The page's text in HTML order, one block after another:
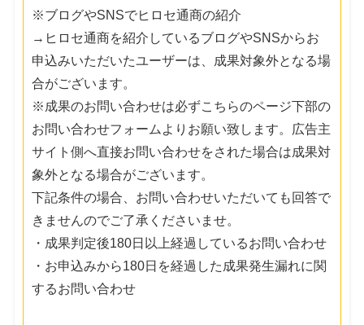
※ブログやSNSでヒロセ通商の紹介
→ヒロセ通商を紹介しているブログやSNSからお
申込みいただいたユーザーは、成果対象外となる場
合がございます。
※成果のお問い合わせは必ずこちらのページ下部の
お問い合わせフォームよりお願い致します。広告主
サイト側へ直接お問い合わせをされた場合は成果対
象外となる場合がございます。
下記条件の場合、お問い合わせいただいても回答で
きませんのでご了承くださいませ。
・成果判定後180日以上経過しているお問い合わせ
・お申込みから180日を経過した成果発生漏れに関
するお問い合わせ